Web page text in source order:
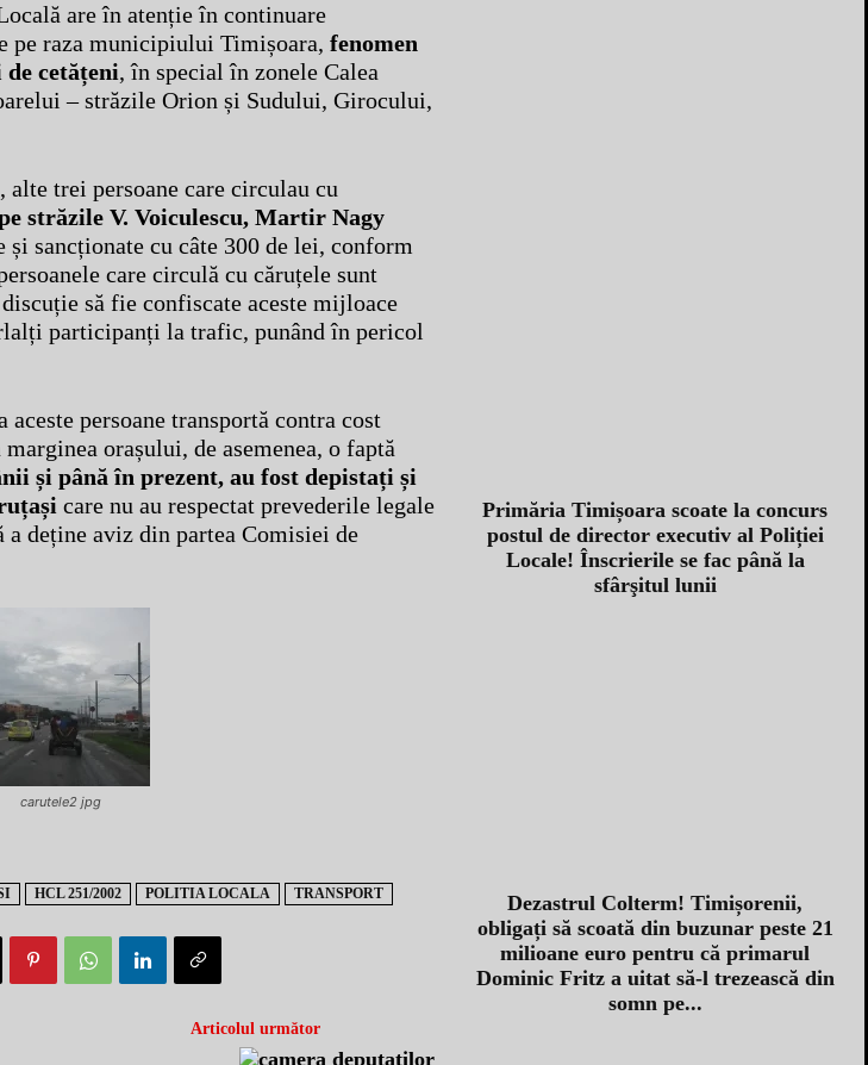
are în atenție în continuare
pe raza municipiului Timișoara, fenomen
cetățeni, în special în zonele Calea
– străzile Orion și Sudului, Girocului,
trei persoane care circulau cu
străzile V. Voiculescu, Martir Nagy
sancționate cu câte 300 de lei, conform
care circulă cu căruțele sunt
să fie confiscate aceste mijloace
participanți la trafic, punând în pericol
persoane transportă contra cost
orașului, de asemenea, o faptă
și până în prezent, au fost depistați și
care nu au respectat prevederile legale
deține aviz din partea Comisiei de
carutele2 jpg
HCL 251/2002 POLITIA LOCALA TRANSPORT
Articolul următor
Primăria Timișoara scoate la concurs
postul de director executiv al Poliției
Locale! Înscrierile se fac până la
sfârşitul lunii
Dezastrul Colterm! Timișorenii,
obligați să scoată din buzunar peste 21
milioane euro pentru că primarul
Dominic Fritz a uitat să-l trezească din
somn pe...